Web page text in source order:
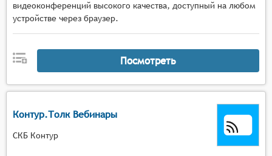
видеоконференций высокого качества, доступный на любом
устройстве через браузер.
Посмотреть
Контур.Толк Вебинары
СКБ Контур